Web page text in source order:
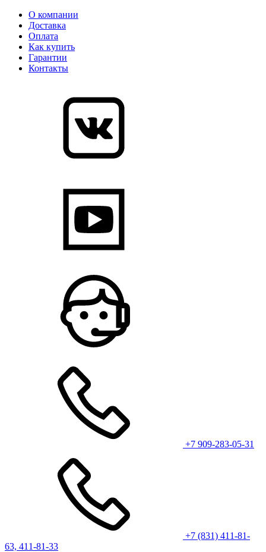
О компании
Доставка
Оплата
Как купить
Гарантии
Контакты
+7 909-283-05-31
+7 (831) 411-81-
63, 411-81-33